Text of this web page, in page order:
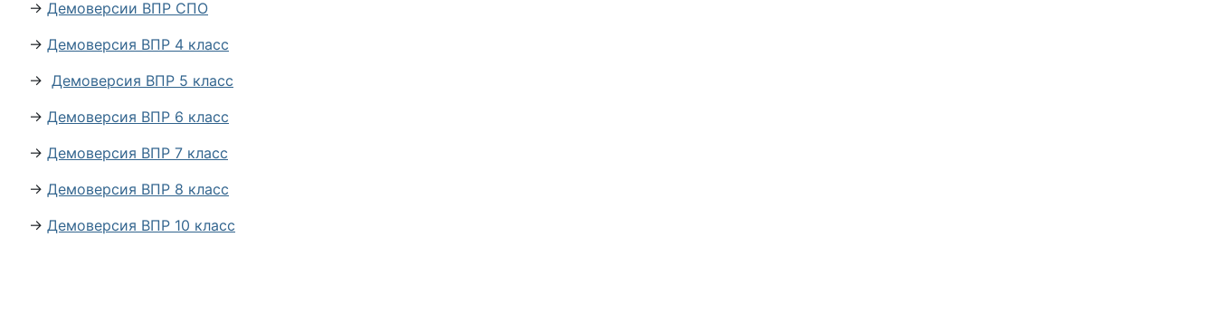
→ Демоверсии ВПР СПО
→ Демоверсия ВПР 4 класс
→ Демоверсия ВПР 5 класс
→ Демоверсия ВПР 6 класс
→ Демоверсия ВПР 7 класс
→ Демоверсия ВПР 8 класс
→ Демоверсия ВПР 10 класс